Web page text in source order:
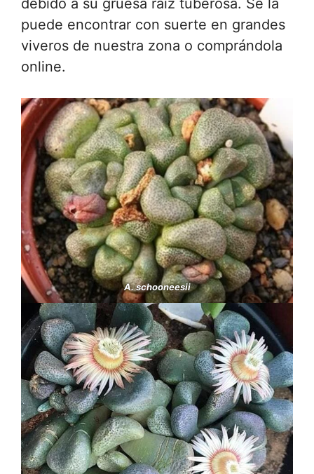
debido a su gruesa raiz tuberosa. Se la
puede encontrar con suerte en grandes
viveros de nuestra zona o comprándola
online.
A. schooneesii